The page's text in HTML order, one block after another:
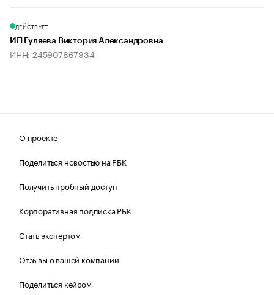
ДЕЙСТВУЕТ
ИП Гуляева Виктория Александровна
ИНН: 245907867934
О проекте
Поделиться новостью на РБК
Получить пробный доступ
Корпоративная подписка РБК
Стать экспертом
Отзывы о вашей компании
Поделиться кейсом